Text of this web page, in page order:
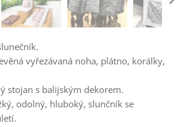
vyřezávaná noha, plátno, korálky,
stojan s balijským dekorem.
odolný, hluboký, slunčník se